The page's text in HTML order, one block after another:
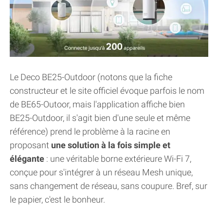
Le Deco BE25-Outdoor (notons que la fiche
constructeur et le site officiel évoque parfois le nom
de BE65-Outoor, mais l'application affiche bien
BE25-Outdoor, il s'agit bien d'une seule et même
référence) prend le problème à la racine en
proposant une solution à la fois simple et
élégante : une véritable borne extérieure Wi-Fi 7,
conçue pour s'intégrer à un réseau Mesh unique,
sans changement de réseau, sans coupure. Bref, sur
le papier, c'est le bonheur.